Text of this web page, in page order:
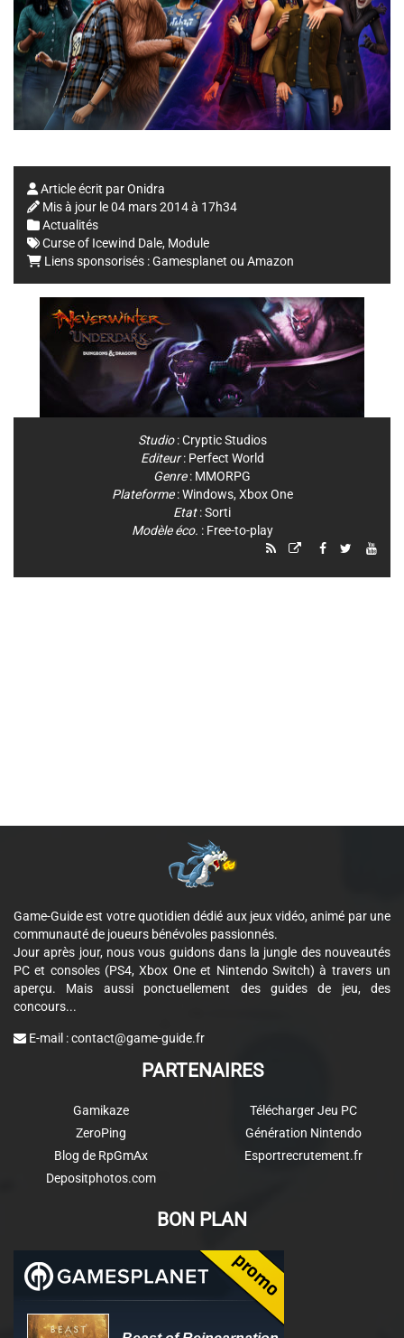
Article écrit parOnidra
Mis à jour le04 mars 2014 à 17h34
Actualités
Curse of Icewind Dale, Module
Liens sponsorisés :Gamesplanet ou Amazon
Studio:Cryptic Studios
Editeur: Perfect World
Genre: MMORPG
Plateforme:Windows, Xbox One
Etat: Sorti
Modèle éco. : Free-to-play
Game-Guide est votre quotidien dédié aux jeux vidéo, animé par une
communauté de joueurs bénévoles passionnés.
Jour après jour, nous vous guidons dans la jungle des nouveautés
PC et consoles (PS4, Xbox One et Nintendo Switch) à travers un
aperçu. Mais aussi ponctuellement des guides de jeu, des
concours...
E-mail :contact@game-guide.fr
PARTENAIRES
Gamikaze
ZeroPing
Blog de RpGmAx
Depositphotos.com
Télécharger Jeu PC
Génération Nintendo
Esportrecrutement.fr
BON PLAN